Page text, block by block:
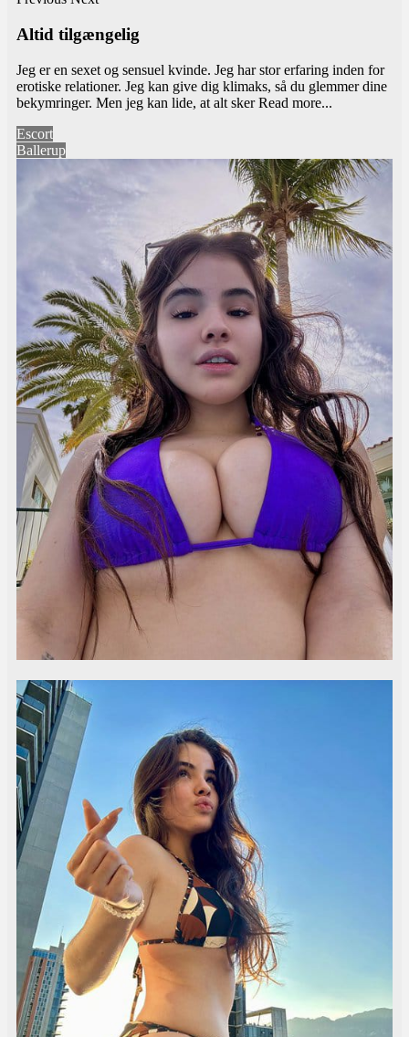
Altid tilgængelig
Jeg er en sexet og sensuel kvinde. Jeg har stor erfaring inden for
erotiske relationer. Jeg kan give dig klimaks, så du glemmer dine
bekymringer. Men jeg kan lide, at alt skerRead more...
Escort
Ballerup